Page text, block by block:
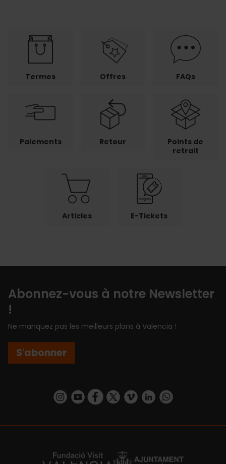
Termes Offres FAQs
Paiements Retour
Points de
retrait
Articles E-Tickets
Abonnez-vous à notre Newsletter
!
Ne manquez pas les meilleurs plans à Valencia !
S'abonner
https://www.instagram.com/visit_valencia/
https://www.youtube.com/user/
https://www.facebook.com/
https://twitter.com/
https://vimeo.com/
https://www.linkedin.com/company/turismo-valencia/https://api.whatsapp.com/send/